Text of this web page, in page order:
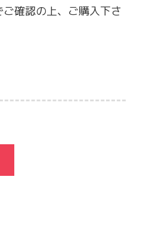
確認の上、ご購入下さ